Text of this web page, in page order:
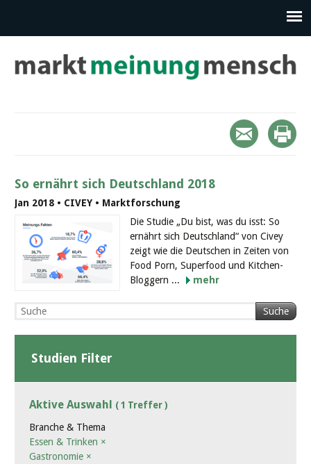
So ernährt sich Deutschland 2018
Jan 2018 • CIVEY • Marktforschung
Die Studie „Du bist, was du isst: So
ernährt sich Deutschland“ von Civey
zeigt wie die Deutschen in Zeiten von
Food Porn, Superfood und Kitchen-
Bloggern ...
mehr
Suche
Studien Filter
Aktive Auswahl ( 1 Treffer )
Branche & Thema
Essen & Trinken ×
Gastronomie ×